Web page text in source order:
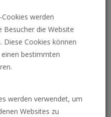
China
werden
Besucher die Website
Diese Cookies können
bestimmten
werden verwendet, um
Websites zu